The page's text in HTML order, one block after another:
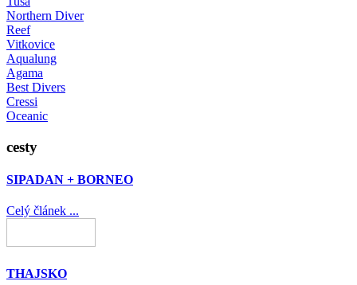
Northern Diver
Reef
Vitkovice
Aqualung
Agama
Best Divers
Cressi
Oceanic
cesty
SIPADAN + BORNEO
Celý článek ...
THAJSKO